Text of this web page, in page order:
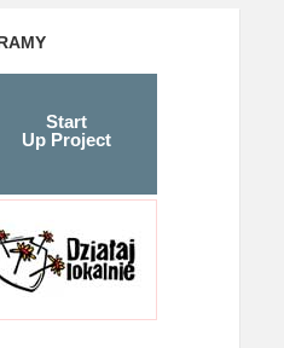
Start
Up Project